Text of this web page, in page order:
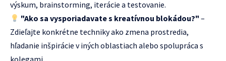
výskum, brainstorming, iterácie a testovanie.
"Ako sa vysporiadavate s kreatívnou blokádou?" –
Zdieľajte konkrétne techniky ako zmena prostredia,
hľadanie inšpirácie v iných oblastiach alebo spolupráca s
kolegami.